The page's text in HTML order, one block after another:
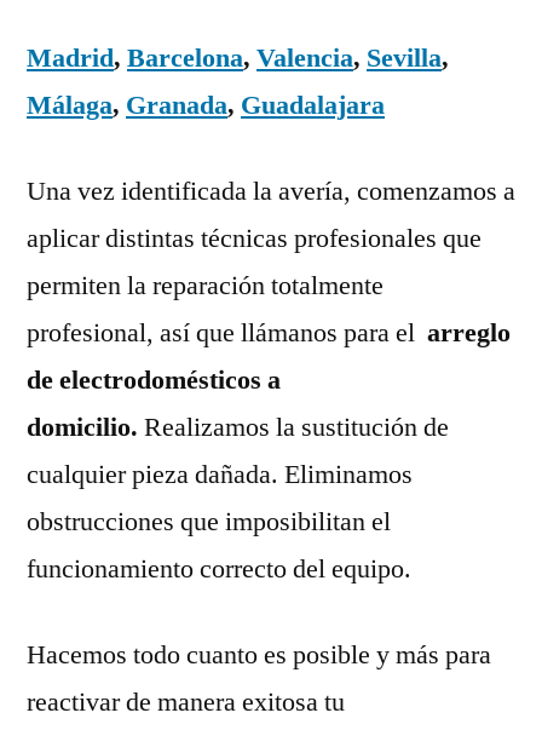
Madrid, Barcelona, Valencia, Sevilla,
Málaga, Granada, Guadalajara
Una vez identificada la avería, comenzamos a
aplicar distintas técnicas profesionales que
permiten la reparación totalmente
profesional, así que llámanos para el arreglo
de electrodomésticos a
domicilio. Realizamos la sustitución de
cualquier pieza dañada. Eliminamos
obstrucciones que imposibilitan el
funcionamiento correcto del equipo.
Hacemos todo cuanto es posible y más para
reactivar de manera exitosa tu